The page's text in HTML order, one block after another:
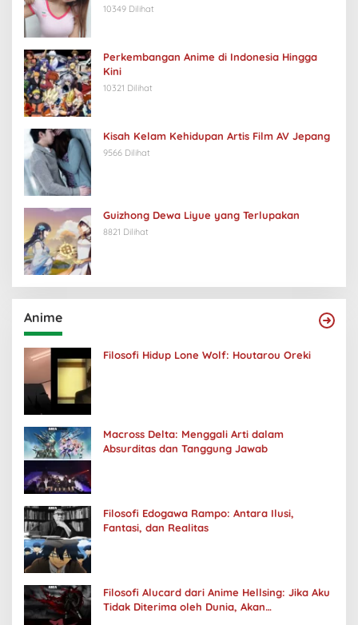
10349 Dilihat
Perkembangan Anime di Indonesia Hingga
Kini
10321 Dilihat
Kisah Kelam Kehidupan Artis Film AV Jepang
9566 Dilihat
Guizhong Dewa Liyue yang Terlupakan
8821 Dilihat
Anime
Filosofi Hidup Lone Wolf: Houtarou Oreki
Macross Delta: Menggali Arti dalam
Absurditas dan Tanggung Jawab
Filosofi Edogawa Rampo: Antara Ilusi,
Fantasi, dan Realitas
Filosofi Alucard dari Anime Hellsing: Jika Aku
Tidak Diterima oleh Dunia, Akan